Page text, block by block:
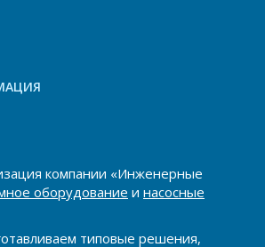
компании «Инженерные
оборудование и насосные
типовые решения,